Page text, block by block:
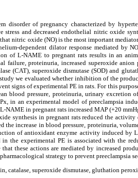
disorder of pregnancy characterized by
and decreased endothelial nitric oxide
nitric oxide (NO) is the most important
dependent dilator response mediated by
of L-NAME to pregnant rats results in an
failure, proteinuria, increased superoxide
(CAT), superoxide dismutase (SOD) and
we evaluated whether inhibition of the
signs of experimental PE in rats. For this
blood pressure, proteinuria, urinary excretion
in an experimental model of preeclampsia
NAME in pregnant rats increased MAP (+20
synthesis in pregnant rats reduced the
the increase in blood pressure, proteinuria,
of antioxidant enzyme activity induced by
in the experimental PE is associated with the
these actions are mediated by increased
strategy to prevent preeclampsia
catalase, superoxide dismutase, gluthation